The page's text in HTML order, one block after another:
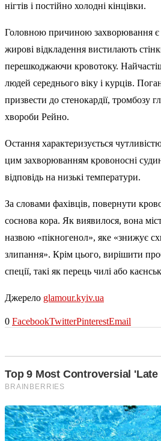
нігтів і постійно холодні кінцівки.
Головною причиною захворювання є
жирові відкладення вистилають
перешкоджаючи кровотоку.
людей середнього віку і курців.
призвести до стенокардії, тромбозу
хвороби Рейно.
Остання характеризується
цим захворюванням кровоносні
відповідь на низькі температури.
За словами фахівців, повернути
соснова кора. Як виявилося, вона
назвою «пікногенол», яке «знижує
злипання». Крім цього, вирішити
спеції, такі як перець чилі або
Джерело glamour.kyiv.ua
0 FacebookTwitterPinterestEmail